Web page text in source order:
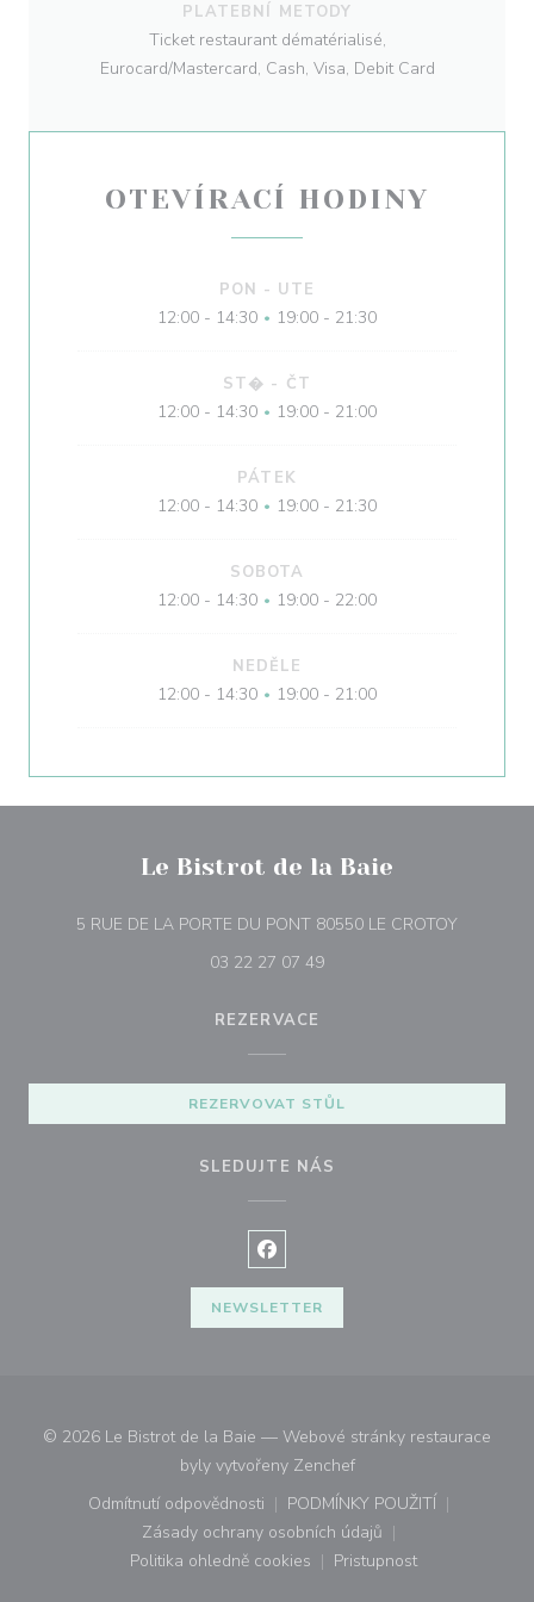
PLATEBNÍ METODY
Ticket restaurant dématérialisé,
Eurocard/Mastercard, Cash, Visa, Debit Card
OTEVÍRACÍ HODINY
PON - UTE
12:00 - 14:30 • 19:00 - 21:30
ST� - ČT
12:00 - 14:30 • 19:00 - 21:00
PÁTEK
12:00 - 14:30 • 19:00 - 21:30
SOBOTA
12:00 - 14:30 • 19:00 - 22:00
NEDĚLE
12:00 - 14:30 • 19:00 - 21:00
Le Bistrot de la Baie
5 RUE DE LA PORTE DU PONT 80550 LE CROTOY((otevře
03 22 27 07 49
REZERVACE
REZERVOVAT STŮL
SLEDUJTE NÁS
Facebook ((otevře se v novém
NEWSLETTER
© 2026 Le Bistrot de la Baie — Webové stránky restaurace
byly vytvořeny Zenchef((otevře se v novém
Odmítnutí odpovědnosti
((otevře se v novém okně))
PODMÍNKY POUŽITÍ
((otevře se v novém
Zásady ochrany osobních údajů
((otevře se v novém okně))
Politika ohledně cookies
((otevře se v novém okně))
Pristupnost
((otevře se v novém